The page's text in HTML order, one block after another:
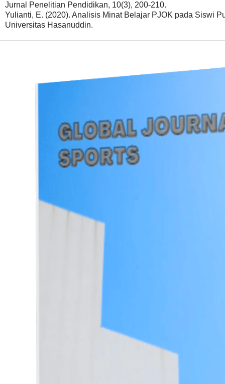
Jurnal Penelitian Pendidikan, 10(3), 200-210.
Yulianti, E. (2020). Analisis Minat Belajar PJOK pada Siswi
Universitas Hasanuddin.